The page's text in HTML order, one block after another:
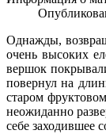
Однажды,
очень высоких
вершок
повернул на
старом
неожиданно
себе заходившее